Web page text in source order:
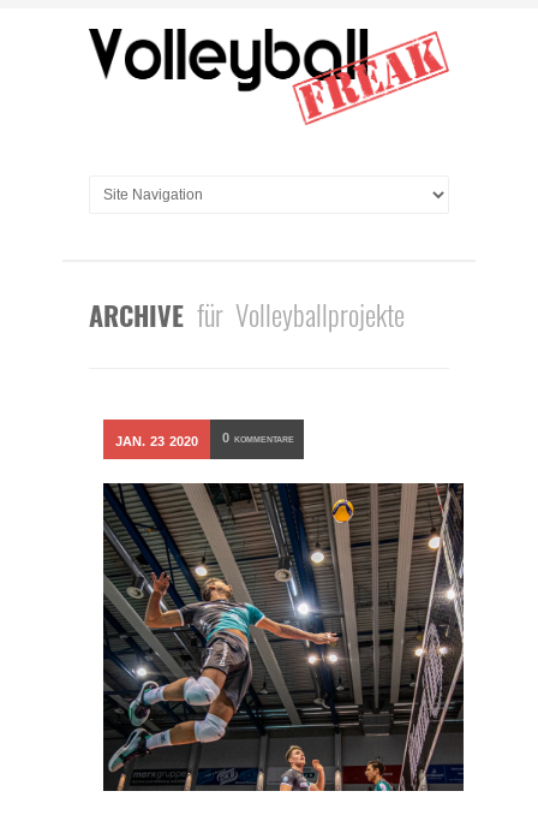
ARCHIVE für Volleyballprojekte
JAN. 23 2020 0 KOMMENTARE